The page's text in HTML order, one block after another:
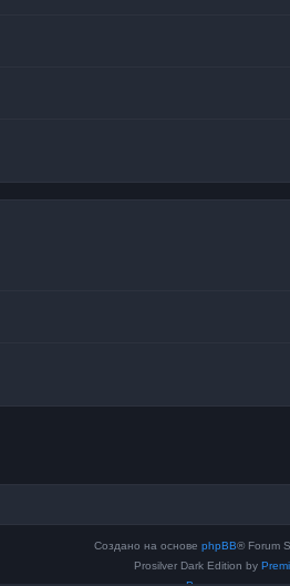
Создано на основе phpBB® Forum
Prosilver Dark Edition by